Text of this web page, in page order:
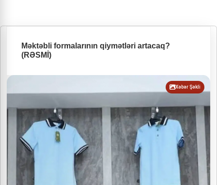
Məktəbli formalarının qiymətləri artacaq?
(RƏSMİ)
Xəbər Şəkli